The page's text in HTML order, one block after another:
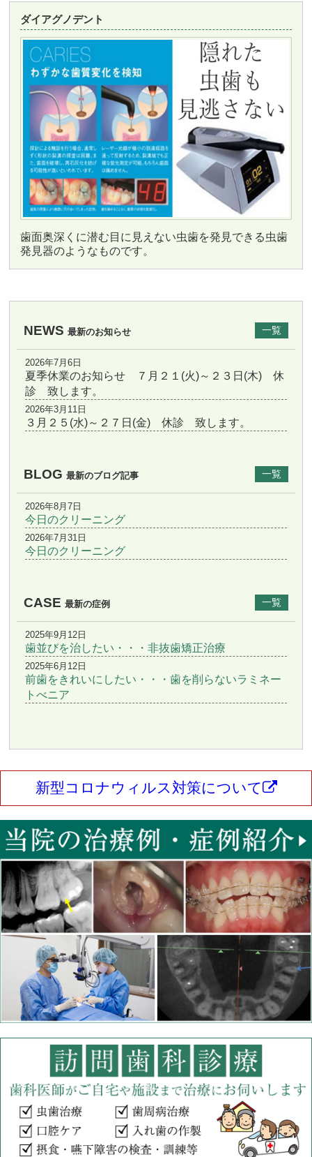
ダイアグノデント
歯面奥深くに潜む目に見えない虫歯を発見できる虫歯
発見器のようなものです。
NEWS 最新のお知らせ 一覧
2026年7月6日
夏季休業のお知らせ ７月２１(火)～２３日(木) 休
診 致します。
2026年3月11日
３月２５(水)～２７日(金) 休診 致します。
BLOG 最新のブログ記事 一覧
2026年8月7日
今日のクリーニング
2026年7月31日
今日のクリーニング
CASE 最新の症例 一覧
2025年9月12日
歯並びを治したい・・・非抜歯矯正治療
2025年6月12日
前歯をきれいにしたい・・・歯を削らないラミネー
トべニア
新型コロナウィルス対策について